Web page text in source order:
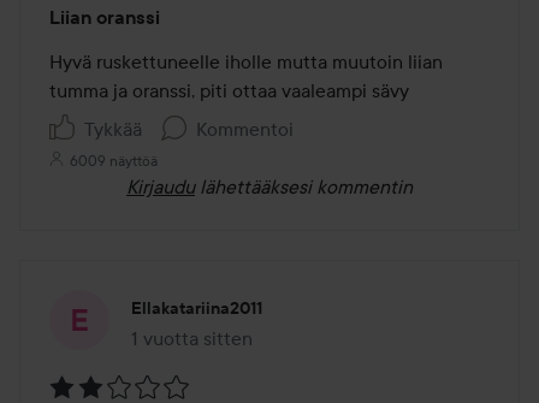
4
/
5
Liian oranssi
Hyvä ruskettuneelle iholle mutta muutoin liian
tumma ja oranssi, piti ottaa vaaleampi sävy
Tykkää
Kommentoi
6009 näyttöä
Kirjaudu lähettääksesi kommentin
Ellakatariina2011
1 vuotta sitten
Viesti luotiin 1 vuotta sitten